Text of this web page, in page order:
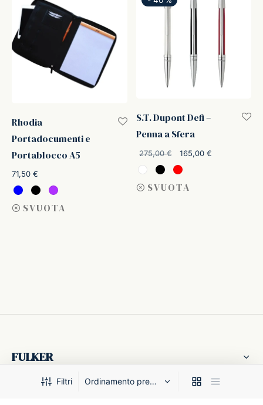
Filtri
Rhodia
Portadocumenti e
Portablocco A5
71,50 €
SVUOTA
S.T. Dupont Defi –
Penna a Sfera
275,00€
Il prezzo
originale
165,00 €
SVUOTA
FULKER
SEGUICI SU